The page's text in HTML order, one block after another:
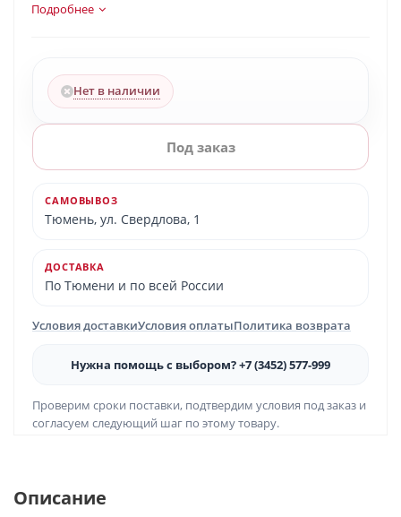
Подробнее
Нет в наличии
Под заказ
САМОВЫВОЗ
Тюмень, ул. Свердлова, 1
ДОСТАВКА
По Тюмени и по всей России
Условия доставкиУсловия оплатыПолитика возврата
Нужна помощь с выбором? +7 (3452) 577-999
Проверим сроки поставки, подтвердим условия под заказ и
согласуем следующий шаг по этому товару.
Описание